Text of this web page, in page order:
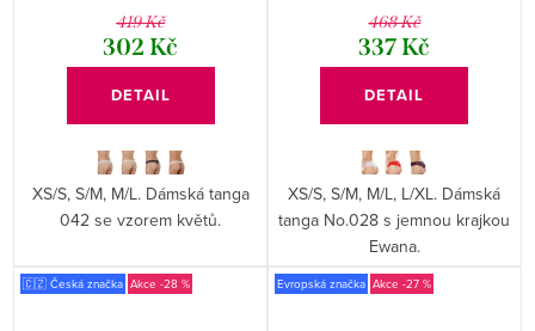
419 Kč
302 Kč
DETAIL
XS/S, S/M, M/L. Dámská tanga
042 se vzorem květů.
468 Kč
337 Kč
DETAIL
XS/S, S/M, M/L, L/XL. Dámská
tanga No.028 s jemnou krajkou
Ewana.
🇨🇿 Česká značka -28 % Evropská značka -27 %